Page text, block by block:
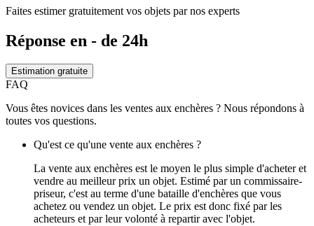
Faites estimer gratuitement vos objets par nos experts
Réponse en - de 24h
Estimation gratuite
FAQ
Vous êtes novices dans les ventes aux enchères ? Nous répondons à
toutes vos questions.
Qu'est ce qu'une vente aux enchères ?
La vente aux enchères est le moyen le plus simple d'acheter et
vendre au meilleur prix un objet. Estimé par un commissaire-
priseur, c'est au terme d'une bataille d'enchères que vous
achetez ou vendez un objet. Le prix est donc fixé par les
acheteurs et par leur volonté à repartir avec l'objet.